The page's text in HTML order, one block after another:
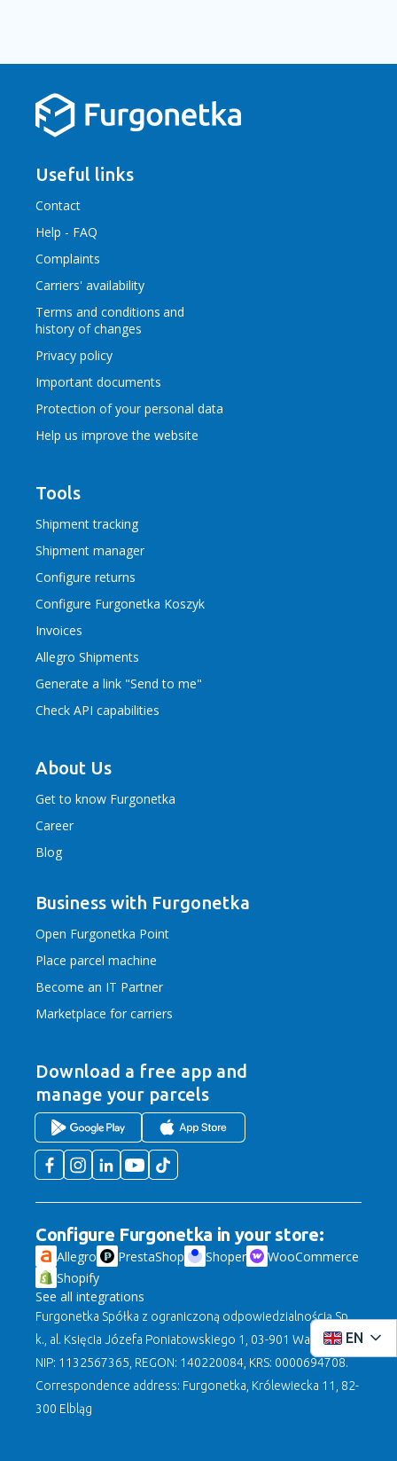
EN
Useful links
Contact
Help - FAQ
Complaints
Carriers' availability
Terms and conditions and
history of changes
Privacy policy
Important documents
Protection of your personal data
Help us improve the website
Tools
Shipment tracking
Shipment manager
Configure returns
Configure Furgonetka Koszyk
Invoices
Allegro Shipments
Generate a link "Send to me"
Check API capabilities
About Us
Get to know Furgonetka
Career
Blog
Business with Furgonetka
Open Furgonetka Point
Place parcel machine
Become an IT Partner
Marketplace for carriers
Download a free app and
manage your parcels
Configure Furgonetka in your store:
Allegro PrestaShop Shoper
WooCommerce
Shopify
See all integrations
Furgonetka Spółka z ograniczoną odpowiedzialnością Sp.
k., al. Księcia Józefa Poniatowskiego 1, 03-901 Warszawa,
NIP: 1132567365, REGON: 140220084, KRS: 0000694708.
Correspondence address: Furgonetka, Królewiecka 11, 82-
300 Elbląg